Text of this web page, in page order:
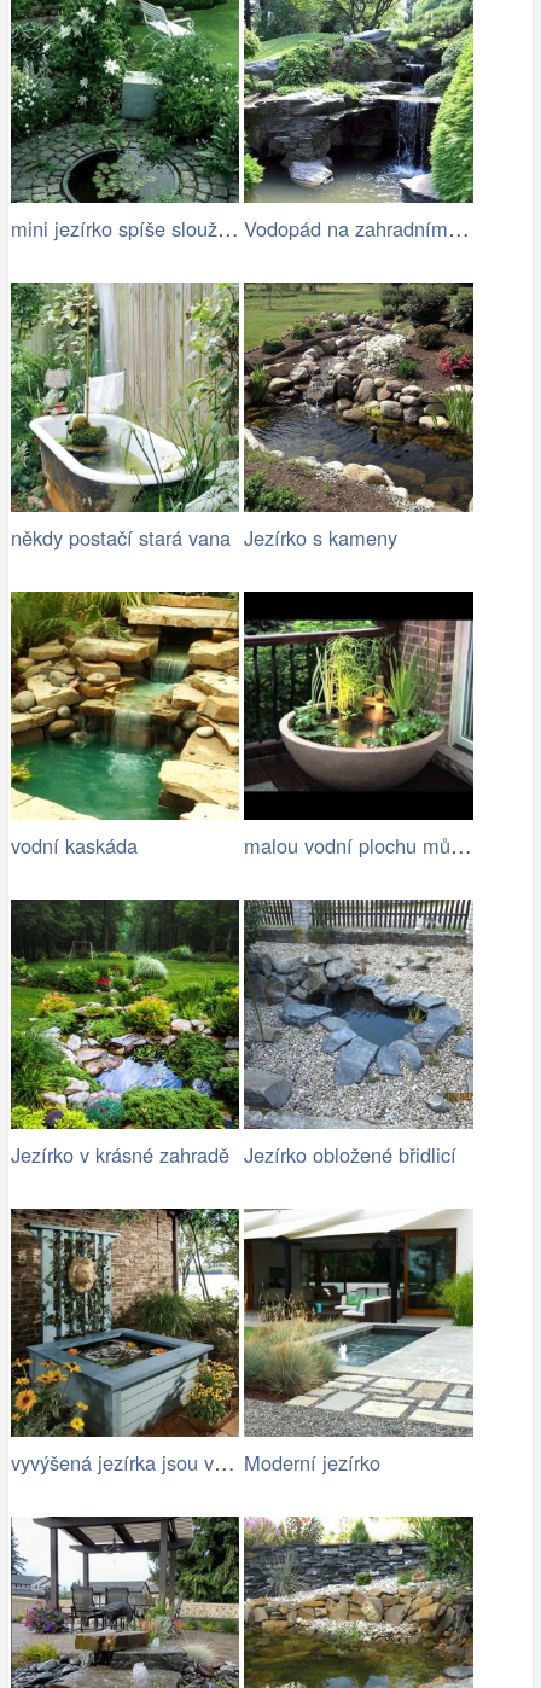
mini jezírko spíše slouží jako pítko… Vodopád na zahradním jezírku
někdy postačí stará vana Jezírko s kameny
vodní kaskáda malou vodní plochu můžete mít i na…
Jezírko v krásné zahradě Jezírko obložené břidlicí
vyvýšená jezírka jsou vhodná pro rodiny… Moderní jezírko